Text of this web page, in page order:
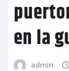
en la
admin